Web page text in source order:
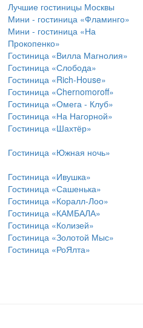
Лучшие гостиницы Москвы
Мини - гостиница «Фламинго»
Мини - гостиница «На
Прокопенко»
Гостиница «Вилла Магнолия»
Гостиница «Слобода»
Гостиница «Rich-House»
Гостиница «Chernomoroff»
Гостиница «Омега - Клуб»
Гостиница «На Нагорной»
Гостиница «Шахтёр»
Гостиница «Южная ночь»
Гостиница «Ивушка»
Гостиница «Сашенька»
Гостиница «Коралл-Лоо»
Гостиница «КАМБАЛА»
Гостиница «Колизей»
Гостиница «Золотой Мыс»
Гостиница «РоЯлта»